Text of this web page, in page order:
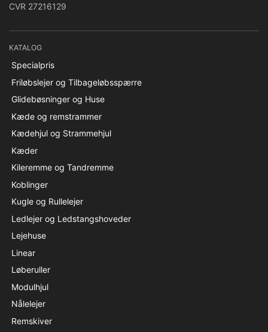
CVR 27216129
KATALOG
Specialpris
Friløbslejer og Tilbageløbsspærre
Glidebøsninger og Huse
Kæde og remstrammer
Kædehjul og Strammehjul
Kæder
Kileremme og Tandremme
Koblinger
Kugle og Rullelejer
Ledlejer og Ledstangshoveder
Lejehuse
Linear
Løberuller
Modulhjul
Nålelejer
Remskiver